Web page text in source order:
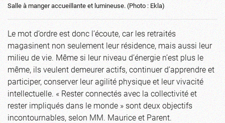
Salle à manger accueillante et lumineuse. (Photo : Ekla)
Le mot d’ordre est donc l’écoute, car les retraités
magasinent non seulement leur résidence, mais aussi leur
milieu de vie. Même si leur niveau d’énergie n’est plus le
même, ils veulent demeurer actifs, continuer d’apprendre et
participer, conserver leur agilité physique et leur vivacité
intellectuelle. « Rester connectés avec la collectivité et
rester impliqués dans le monde » sont deux objectifs
incontournables, selon MM. Maurice et Parent.